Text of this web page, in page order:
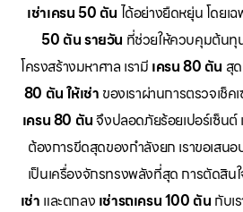
เช่าเครน 50 ตัน ได้อย่างยืดหยุ่น โดยเ
50 ตัน รายวัน ที่ช่วยให้ควบคุมต้นทุ
โครงสร้างมหาศาล เรามี เครน 80 ตัน สุ
80 ตัน ให้เช่า ของเราผ่านการตรวจเช็
เครน 80 ตันจึงปลอดภัยร้อยเปอร์เซ็นต์
ต้องการขีดสุดของกำลังยก เราขอเสนอ
เป็นเครื่องจักรทรงพลังที่สุด การตัดสินใ
เช่า และตกลง เช่ารถเครน 100 ตัน กับเ